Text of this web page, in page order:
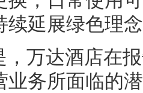
续延展绿色理
，万达酒店在
业务所面临的